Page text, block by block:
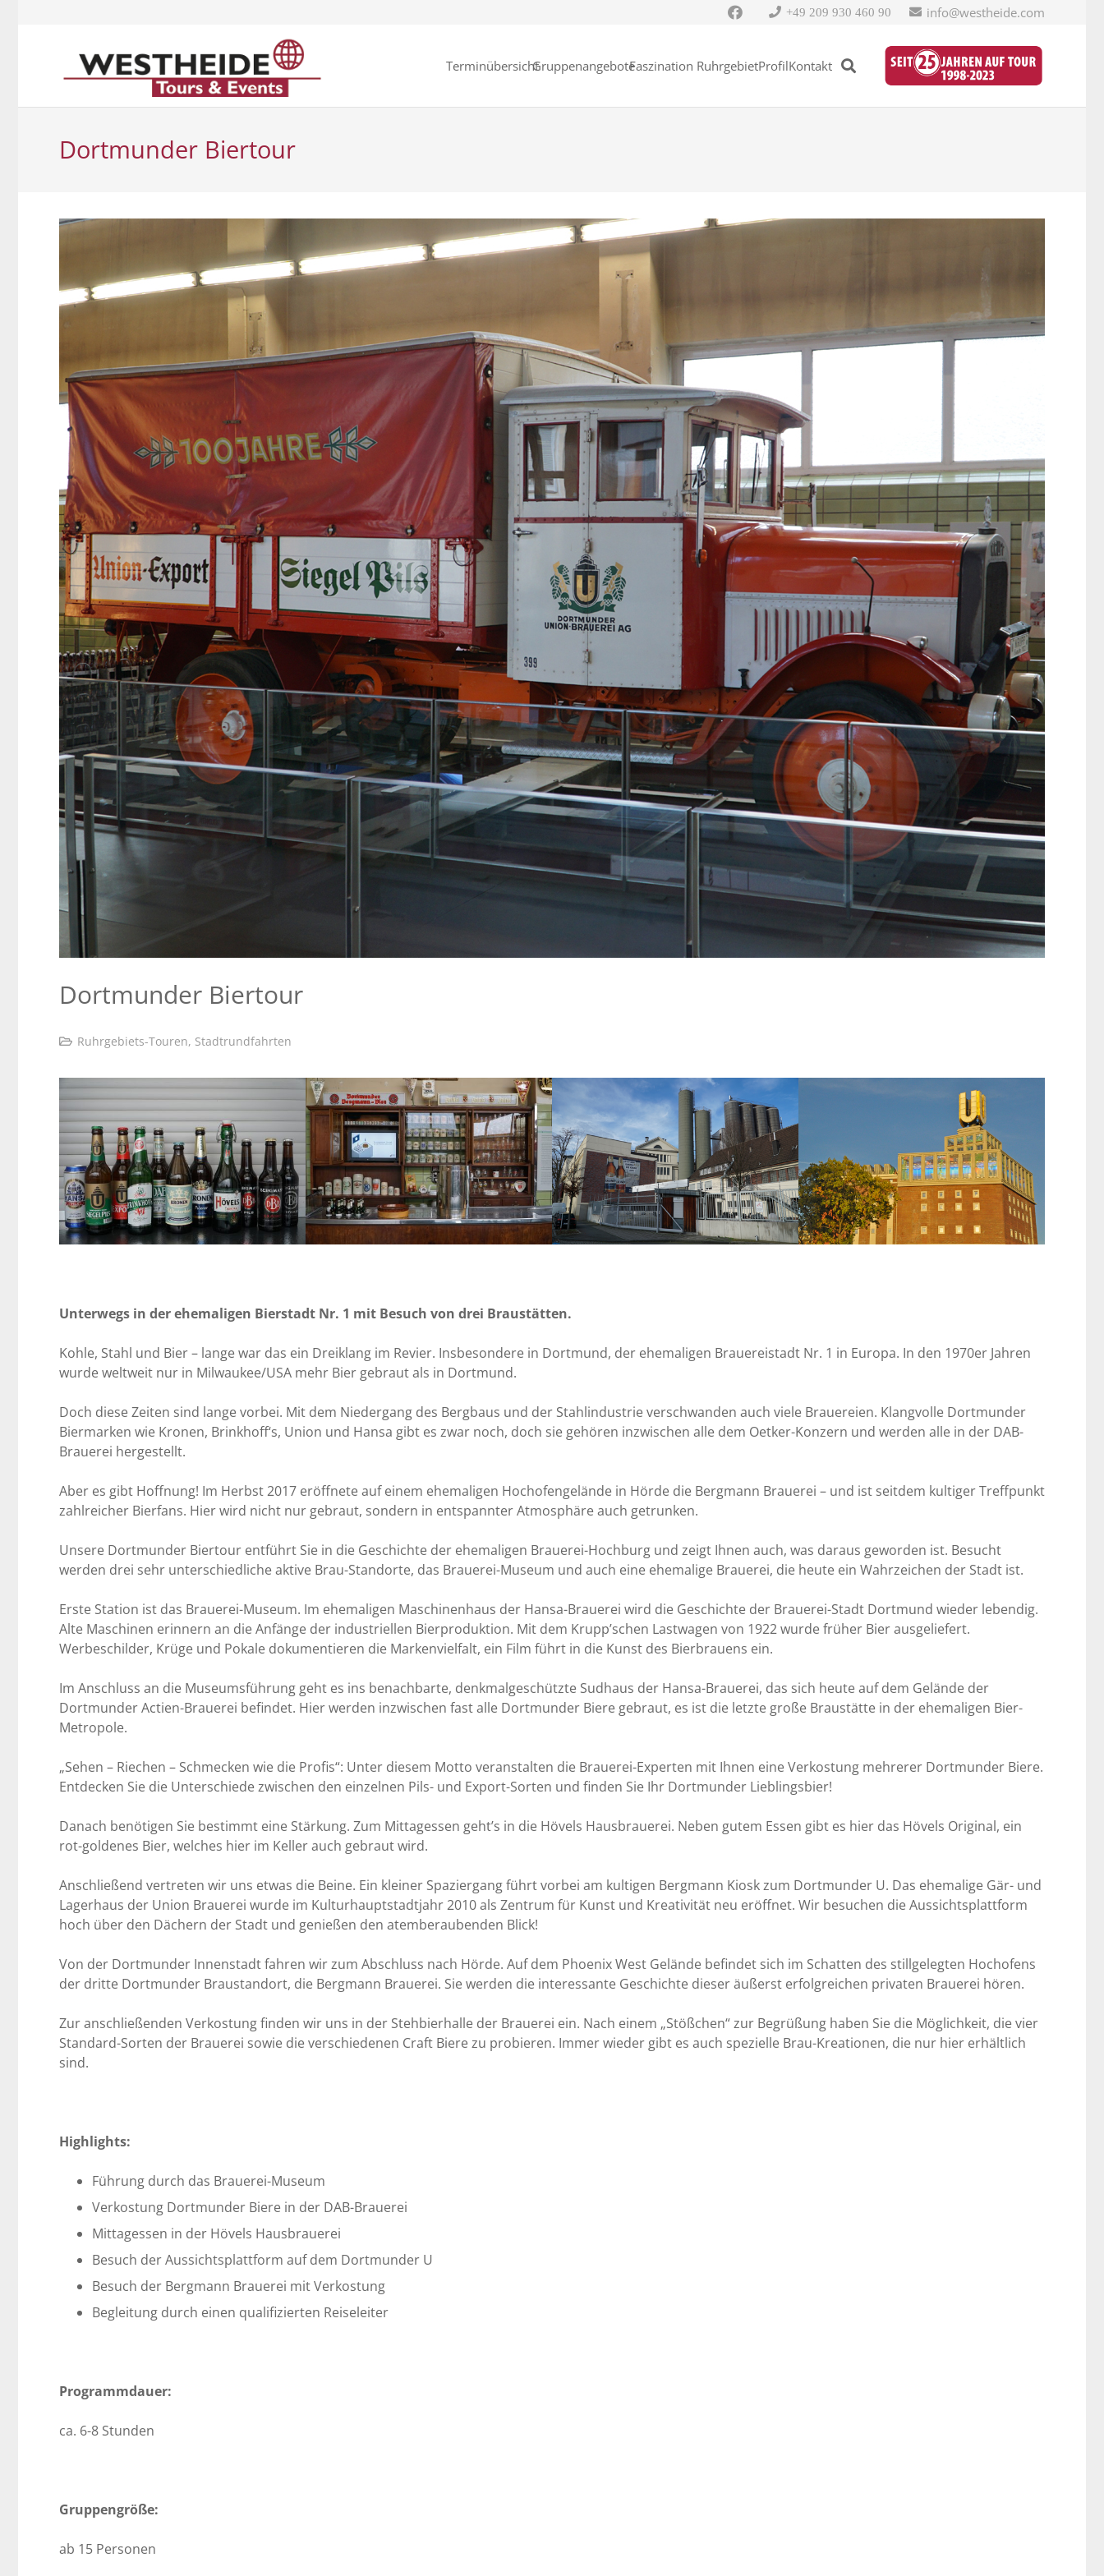
+49 209 930 460 90 info@westheide.com
TerminübersichtGruppenangeboteFaszination RuhrgebietProfilKontakt
Dortmunder Biertour
Dortmunder Biertour
Ruhrgebiets-Touren, Stadtrundfahrten
Unterwegs in der ehemaligen Bierstadt Nr. 1 mit Besuch von drei Braustätten.
Kohle, Stahl und Bier – lange war das ein Dreiklang im Revier. Insbesondere in Dortmund, der ehemaligen Brauereistadt Nr. 1 in Europa. In den 1970er Jahren
wurde weltweit nur in Milwaukee/USA mehr Bier gebraut als in Dortmund.
Doch diese Zeiten sind lange vorbei. Mit dem Niedergang des Bergbaus und der Stahlindustrie verschwanden auch viele Brauereien. Klangvolle Dortmunder
Biermarken wie Kronen, Brinkhoff‘s, Union und Hansa gibt es zwar noch, doch sie gehören inzwischen alle dem Oetker-Konzern und werden alle in der DAB-
Brauerei hergestellt.
Aber es gibt Hoffnung! Im Herbst 2017 eröffnete auf einem ehemaligen Hochofengelände in Hörde die Bergmann Brauerei – und ist seitdem kultiger Treffpunkt
zahlreicher Bierfans. Hier wird nicht nur gebraut, sondern in entspannter Atmosphäre auch getrunken.
Unsere Dortmunder Biertour entführt Sie in die Geschichte der ehemaligen Brauerei-Hochburg und zeigt Ihnen auch, was daraus geworden ist. Besucht
werden drei sehr unterschiedliche aktive Brau-Standorte, das Brauerei-Museum und auch eine ehemalige Brauerei, die heute ein Wahrzeichen der Stadt ist.
Erste Station ist das Brauerei-Museum. Im ehemaligen Maschinenhaus der Hansa-Brauerei wird die Geschichte der Brauerei-Stadt Dortmund wieder lebendig.
Alte Maschinen erinnern an die Anfänge der industriellen Bierproduktion. Mit dem Krupp’schen Lastwagen von 1922 wurde früher Bier ausgeliefert.
Werbeschilder, Krüge und Pokale dokumentieren die Markenvielfalt, ein Film führt in die Kunst des Bierbrauens ein.
Im Anschluss an die Museumsführung geht es ins benachbarte, denkmalgeschützte Sudhaus der Hansa-Brauerei, das sich heute auf dem Gelände der
Dortmunder Actien-Brauerei befindet. Hier werden inzwischen fast alle Dortmunder Biere gebraut, es ist die letzte große Braustätte in der ehemaligen Bier-
Metropole.
„Sehen – Riechen – Schmecken wie die Profis“: Unter diesem Motto veranstalten die Brauerei-Experten mit Ihnen eine Verkostung mehrerer Dortmunder Biere.
Entdecken Sie die Unterschiede zwischen den einzelnen Pils- und Export-Sorten und finden Sie Ihr Dortmunder Lieblingsbier!
Danach benötigen Sie bestimmt eine Stärkung. Zum Mittagessen geht’s in die Hövels Hausbrauerei. Neben gutem Essen gibt es hier das Hövels Original, ein
rot-goldenes Bier, welches hier im Keller auch gebraut wird.
Anschließend vertreten wir uns etwas die Beine. Ein kleiner Spaziergang führt vorbei am kultigen Bergmann Kiosk zum Dortmunder U. Das ehemalige Gär- und
Lagerhaus der Union Brauerei wurde im Kulturhauptstadtjahr 2010 als Zentrum für Kunst und Kreativität neu eröffnet. Wir besuchen die Aussichtsplattform
hoch über den Dächern der Stadt und genießen den atemberaubenden Blick!
Von der Dortmunder Innenstadt fahren wir zum Abschluss nach Hörde. Auf dem Phoenix West Gelände befindet sich im Schatten des stillgelegten Hochofens
der dritte Dortmunder Braustandort, die Bergmann Brauerei. Sie werden die interessante Geschichte dieser äußerst erfolgreichen privaten Brauerei hören.
Zur anschließenden Verkostung finden wir uns in der Stehbierhalle der Brauerei ein. Nach einem „Stößchen“ zur Begrüßung haben Sie die Möglichkeit, die vier
Standard-Sorten der Brauerei sowie die verschiedenen Craft Biere zu probieren. Immer wieder gibt es auch spezielle Brau-Kreationen, die nur hier erhältlich
sind.
Highlights:
Führung durch das Brauerei-Museum
Verkostung Dortmunder Biere in der DAB-Brauerei
Mittagessen in der Hövels Hausbrauerei
Besuch der Aussichtsplattform auf dem Dortmunder U
Besuch der Bergmann Brauerei mit Verkostung
Begleitung durch einen qualifizierten Reiseleiter
Programmdauer:
ca. 6-8 Stunden
Gruppengröße:
ab 15 Personen